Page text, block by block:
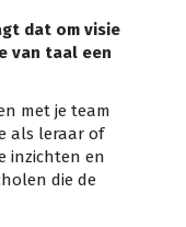
dat om visie
van taal een
met je team
als leraar of
inzichten en
die de